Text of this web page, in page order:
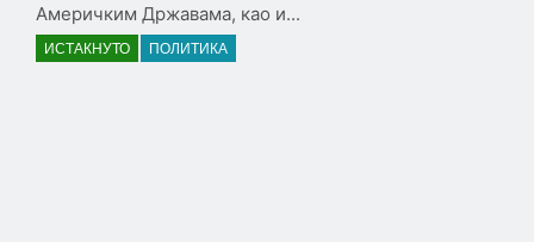
Америчким Државама, као и...
ИСТАКНУТО ПОЛИТИКА